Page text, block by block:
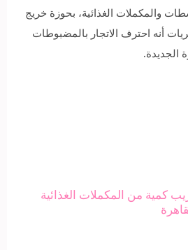
والمكملات الغذائية، بحوزة خريج
أنه احترف الاتجار بالمضبوطات
الجديدة.
كمية من المكملات الغذائية